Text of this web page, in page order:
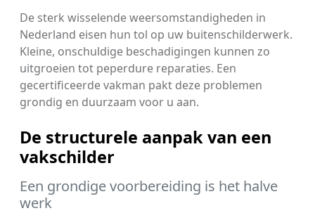
De sterk wisselende weersomstandigheden in
Nederland eisen hun tol op uw buitenschilderwerk.
Kleine, onschuldige beschadigingen kunnen zo
uitgroeien tot peperdure reparaties. Een
gecertificeerde vakman pakt deze problemen
grondig en duurzaam voor u aan.
De structurele aanpak van een
vakschilder
Een grondige voorbereiding is het halve
werk